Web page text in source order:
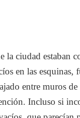
la ciudad estaban
en las esquinas,
entre muros
Incluso si